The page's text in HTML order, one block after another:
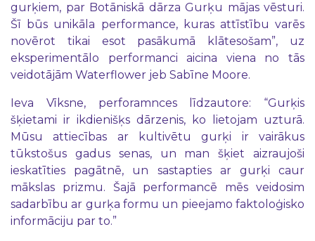
gurķiem, par Botāniskā dārza Gurķu mājas vēsturi.
Šī būs unikāla performance, kuras attīstību varēs
novērot tikai esot pasākumā klātesošam”, uz
eksperimentālo performanci aicina viena no tās
veidotājām Waterflower jeb Sabīne Moore.
Ieva Vīksne, perforamnces līdzautore: “Gurķis
šķietami ir ikdienišķs dārzenis, ko lietojam uzturā.
Mūsu attiecības ar kultivētu gurķi ir vairākus
tūkstošus gadus senas, un man šķiet aizraujoši
ieskatīties pagātnē, un sastapties ar gurķi caur
mākslas prizmu. Šajā performancē mēs veidosim
sadarbību ar gurķa formu un pieejamo faktoloģisko
informāciju par to.”